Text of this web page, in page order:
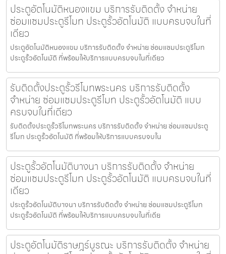
ประตูอัตโนมัติหนองแขม บริการรับติดตั้ง จำหน่าย
ซ่อมแซมประตูรีโมท ประตูรั้วอัตโนมัติ แบบครบจบในที่
เดียว
ประตูอัตโนมัติหนองแขม บริการรับติดตั้ง จำหน่าย ซ่อมแซมประตูรีโมท
ประตูรั้วอัตโนมัติ ที่พร้อมให้บริการแบบครบจบในที่เดียว
รับติดตั้งประตูรั้วรีโมทพระนคร บริการรับติดตั้ง
จำหน่าย ซ่อมแซมประตูรีโมท ประตูรั้วอัตโนมัติ แบบ
ครบจบในที่เดียว
รับติดตั้งประตูรั้วรีโมทพระนคร บริการรับติดตั้ง จำหน่าย ซ่อมแซมประตู
รีโมท ประตูรั้วอัตโนมัติ ที่พร้อมให้บริการแบบครบจบใน
ประตูรั้วอัตโนมัติบางนา บริการรับติดตั้ง จำหน่าย
ซ่อมแซมประตูรีโมท ประตูรั้วอัตโนมัติ แบบครบจบในที่
เดียว
ประตูรั้วอัตโนมัติบางนา บริการรับติดตั้ง จำหน่าย ซ่อมแซมประตูรีโมท
ประตูรั้วอัตโนมัติ ที่พร้อมให้บริการแบบครบจบในที่เดีย
ประตูอัตโนมัติราษฎร์บูรณะ บริการรับติดตั้ง จำหน่าย